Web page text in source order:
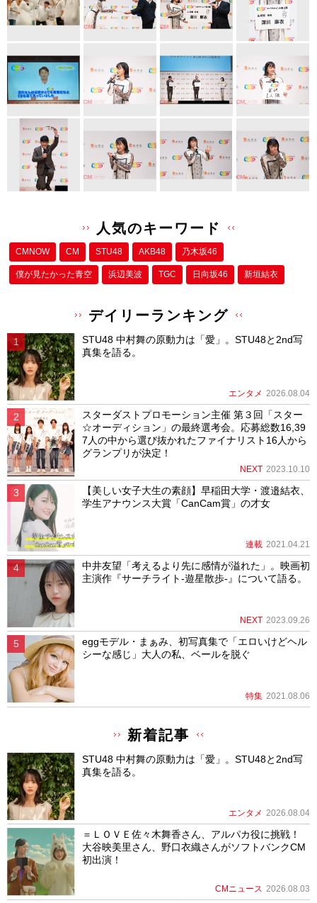
k
人気のキーワード
CMNOW CM STU48 AKB48 乃木坂46
僕が⾒たかった⻘空 浜辺美波 TGC 日向坂46 新垣結衣
デイリーランキング
STU48 中村舞の原動力は「愛」。STU48と2nd写
真集を語る。
エンタメ 2026.08.04
スターダストプロモーション主催 第３回「スター
☆オーディション」の最終選考会。応募総数16,39
7人の中から選び抜かれたファイナリスト16人から
グランプリが決定！
NEXT 2023.10.10
【美しい女子大生の素顔】早稲田大学・渡邉結衣、
学生アナウンス大賞「CanCam賞」の才女
連載 2021.04.21
中井友望「考えるより先に感情が溢れた」。映画初
主演作『サーチライト-遊星散歩-』について語る。
NEXT 2023.09.26
eggモデル・まぁみ、初写真集で「エロいけどヘル
シーな感じ」大人の私、ベールを脱ぐ
特集 2021.08.06
新着記事
STU48 中村舞の原動力は「愛」。STU48と2nd写
真集を語る。
エンタメ 2026.08.04
＝ＬＯＶＥ佐々木舞香さん、アルパカ役に挑戦！
大谷映美里さん、野口衣織さんがソフトバンクCM
初出演！
CMニュース 2026.08.03